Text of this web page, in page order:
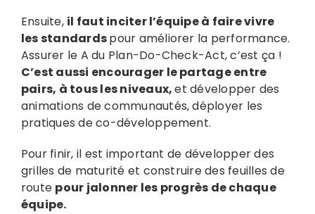
Ensuite, il faut inciter l’équipe à faire vivre
les standardspour améliorer la performance.
Assurer le A du Plan-Do-Check-Act, c’est ça !
C’est aussi encourager le partage entre
pairs, à tous les niveaux,et développer des
animations de communautés, déployer les
pratiques de co-développement.
Pour finir, il est important de développer des
grilles de maturité et construire des feuilles de
route pour jalonner les progrès de chaque
équipe.